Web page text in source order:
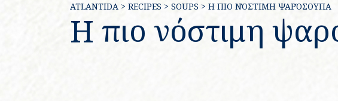
ATLANTIDA > RECIPES > SOUPS > Η ΠΙΟ ΝΌΣΤΙΜΗ ΨΑΡΌΣΟΥΠΑ
Η πιο νόστιμη